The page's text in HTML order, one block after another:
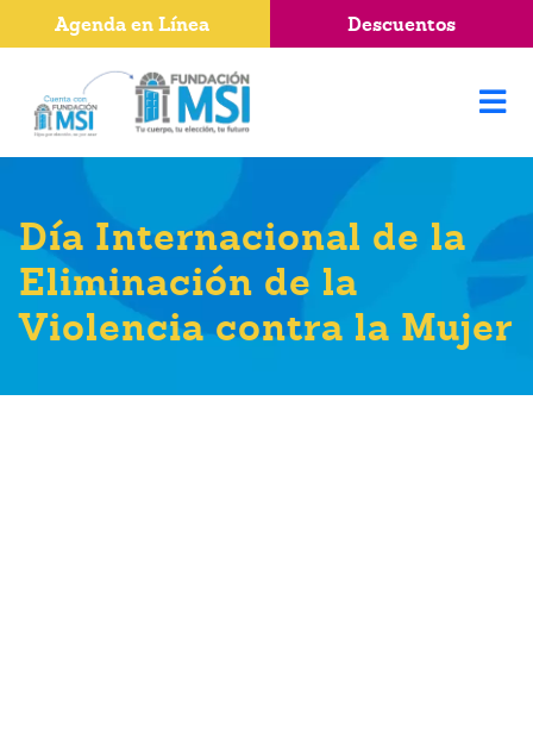
Día Internacional de la
Eliminación de la
Violencia contra la Mujer
Agenda en Línea Descuentos